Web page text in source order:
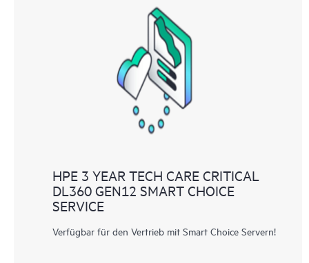
HPE 3 YEAR TECH CARE CRITICAL
DL360 GEN12 SMART CHOICE
SERVICE
Verfügbar für den Vertrieb mit Smart Choice Servern!